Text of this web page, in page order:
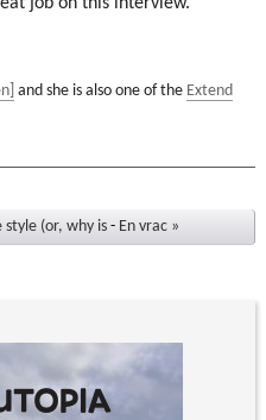
and she is also one of the Extend
style (or, why is - En vrac »